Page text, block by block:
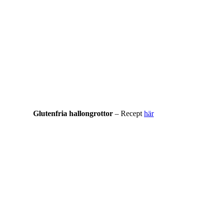
Glutenfria hallongrottor – Recepthär